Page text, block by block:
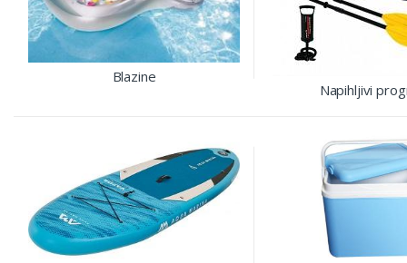
Blazine
Napihljivi